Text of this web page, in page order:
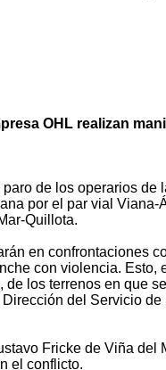
OHL realizan
de los operarios
por el par vial
Quillota.
en confrontaciones
con violencia.
los terrenos en que
del Servicio
Fricke de Viña del
el conflicto.